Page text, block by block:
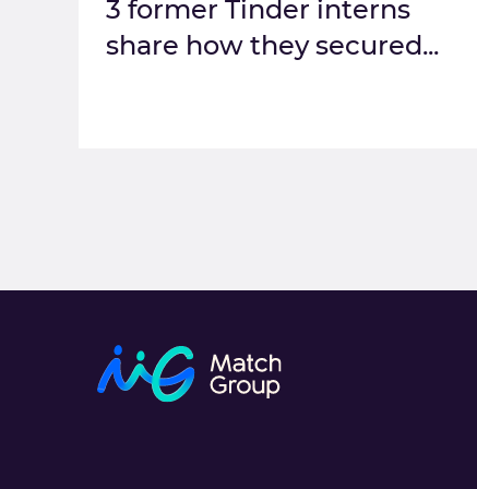
3 former Tinder interns
share how they secured...